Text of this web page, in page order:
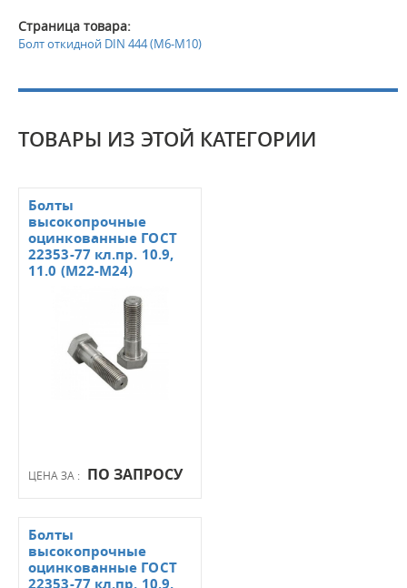
Страница товара:
Болт откидной DIN 444 (М6-М10)
ТОВАРЫ ИЗ ЭТОЙ КАТЕГОРИИ
ЦЕНА ЗА : ПО ЗАПРОСУ
Болты
высокопрочные
оцинкованные ГОСТ
22353-77 кл.пр. 10.9,
11.0 (М22-М24)
Болты
высокопрочные
оцинкованные ГОСТ
22353-77 кл.пр. 10.9,